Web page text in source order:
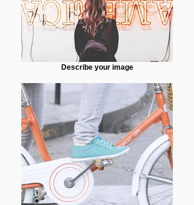
Describe your image